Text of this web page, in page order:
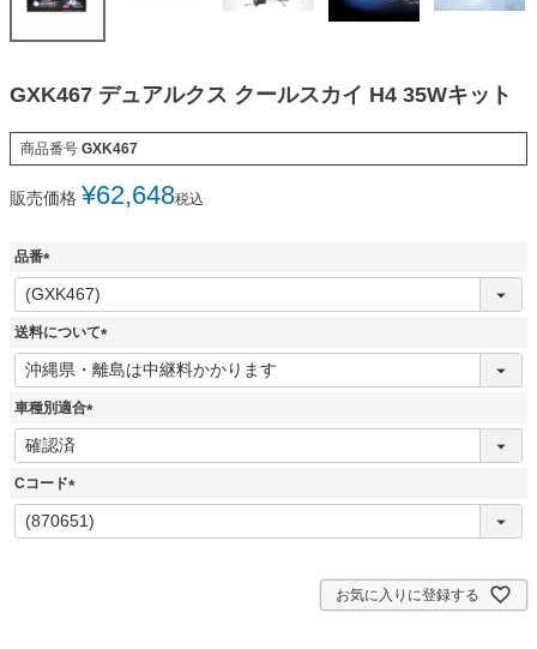
GXK467 デュアルクス クールスカイ H4 35Wキット
商品番号 GXK467
販売価格 ¥62,648税込
品番
(
必
須
送料について
(
必
車種別適合
(
Cコード
(
必
お気に入りに登録する